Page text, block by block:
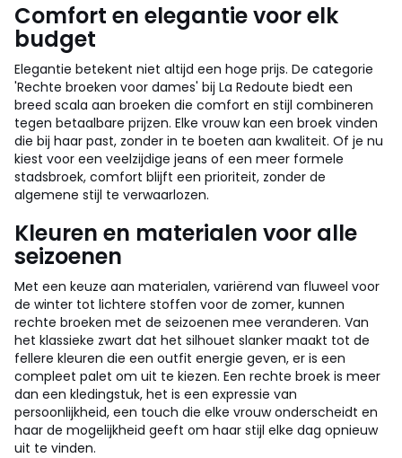
Comfort en elegantie voor elk
budget
Elegantie betekent niet altijd een hoge prijs. De categorie
'Rechte broeken voor dames' bij La Redoute biedt een
breed scala aan broeken die comfort en stijl combineren
tegen betaalbare prijzen. Elke vrouw kan een broek vinden
die bij haar past, zonder in te boeten aan kwaliteit. Of je nu
kiest voor een veelzijdige jeans of een meer formele
stadsbroek, comfort blijft een prioriteit, zonder de
algemene stijl te verwaarlozen.
Kleuren en materialen voor alle
seizoenen
Met een keuze aan materialen, variërend van fluweel voor
de winter tot lichtere stoffen voor de zomer, kunnen
rechte broeken met de seizoenen mee veranderen. Van
het klassieke zwart dat het silhouet slanker maakt tot de
fellere kleuren die een outfit energie geven, er is een
compleet palet om uit te kiezen. Een rechte broek is meer
dan een kledingstuk, het is een expressie van
persoonlijkheid, een touch die elke vrouw onderscheidt en
haar de mogelijkheid geeft om haar stijl elke dag opnieuw
uit te vinden.